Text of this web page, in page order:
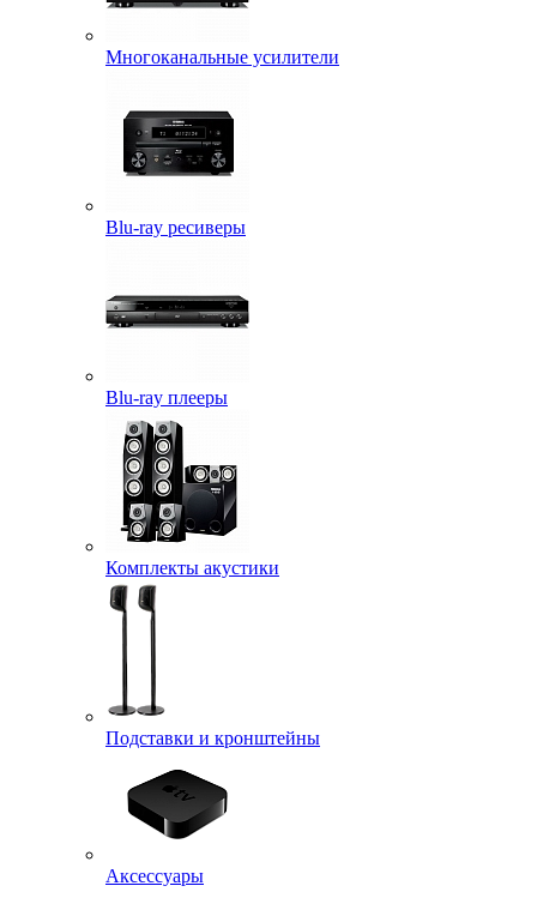
Многоканальные усилители
Blu-ray ресиверы
Blu-ray плееры
Комплекты акустики
Подставки и кронштейны
Аксессуары